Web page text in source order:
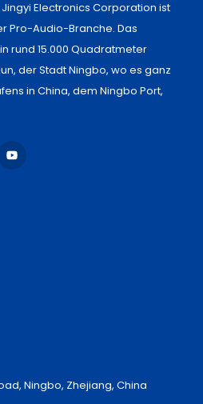
Electronics Corporation ist
Pro-Audio-Branche. Das
rund 15.000 Quadratmeter
der Stadt Ningbo, wo es ganz
in China, dem Ningbo Port,
Ningbo, Zhejiang, China